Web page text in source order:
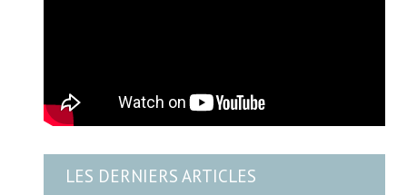
LES DERNIERS ARTICLES